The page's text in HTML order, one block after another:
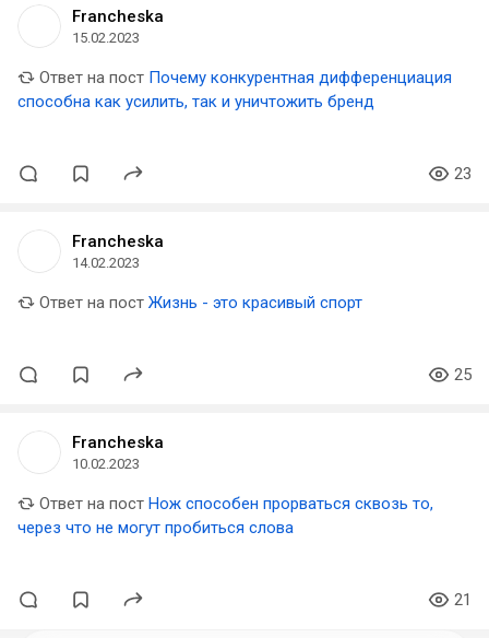
Francheska
15.02.2023
Ответ на пост Почему конкурентная дифференциация
способна как усилить, так и уничтожить бренд
23
Francheska
14.02.2023
Ответ на пост Жизнь - это красивый спорт
25
Francheska
10.02.2023
Ответ на пост Нож способен прорваться сквозь то,
через что не могут пробиться слова
21